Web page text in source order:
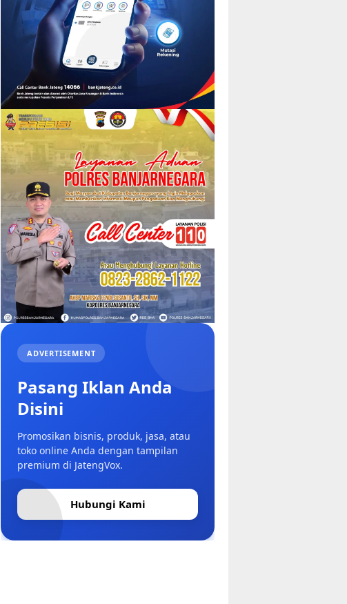
ADVERTISEMENT
Pasang Iklan Anda
Disini
Promosikan bisnis, produk, jasa, atau
toko online Anda dengan tampilan
premium di JatengVox.
Hubungi Kami